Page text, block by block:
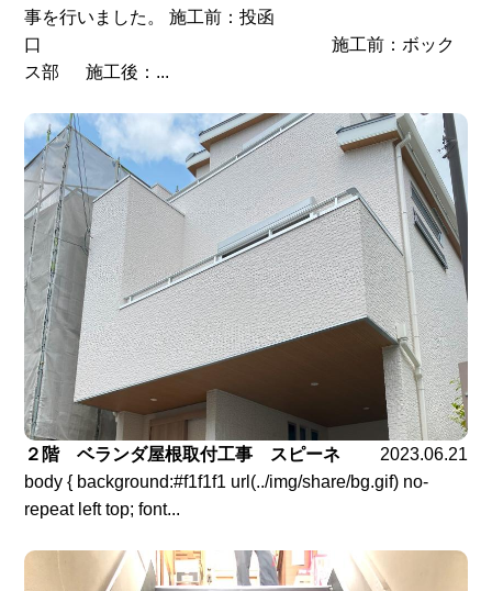
事を行いました。 施工前：投函
口 施工前：ボック
ス部 施工後：...
２階 ベランダ屋根取付工事 スピーネ
2023.06.21
body { background:#f1f1f1 url(../img/share/bg.gif) no-
repeat left top; font...